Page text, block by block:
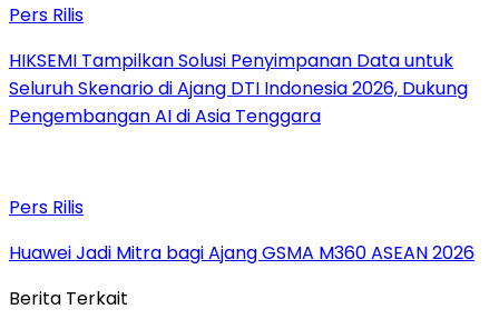
Pers Rilis
HIKSEMI Tampilkan Solusi Penyimpanan Data untuk
Seluruh Skenario di Ajang DTI Indonesia 2026, Dukung
Pengembangan AI di Asia Tenggara
Pers Rilis
Huawei Jadi Mitra bagi Ajang GSMA M360 ASEAN 2026
Berita Terkait